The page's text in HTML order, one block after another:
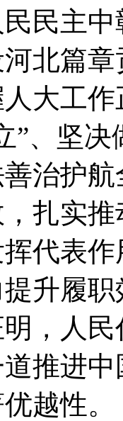
民主
北篇
大工
”、坚
治护
扎实
代表
升履
，人
推进
越性。